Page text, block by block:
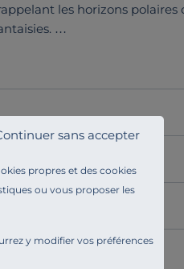
propres et des cookies
ou vous proposer les
y modifier vos préférences
sans accepter
les horizons